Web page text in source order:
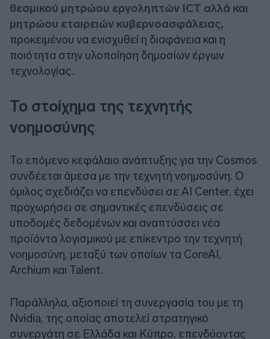
θεσμικού μητρώου εργοληπτών ICT αλλά και
μητρώου εταιρειών κυβερνοασφάλειας,
προκειμένου να ενισχυθεί η διαφάνεια και η
ποιότητα στην υλοποίηση δημοσίων έργων
τεχνολογίας.
Το στοίχημα της τεχνητής
νοημοσύνης
Το επόμενο κεφάλαιο ανάπτυξης για την Cosmos
συνδέεται άμεσα με την τεχνητή νοημοσύνη. Ο
όμιλος σχεδιάζει να επενδύσει σε AI Center, έχει
προχωρήσει σε σημαντικές επενδύσεις σε
υποδομές δεδομένων και αναπτύσσει νέα
προϊόντα λογισμικού με επίκεντρο την τεχνητή
νοημοσύνη, μεταξύ των οποίων τα CoreAI,
Archium και Talent.
Παράλληλα, αξιοποιεί τη συνεργασία του με τη
Nvidia, της οποίας αποτελεί στρατηγικό
συνεργάτη σε Ελλάδα και Κύπρο, επενδύοντας